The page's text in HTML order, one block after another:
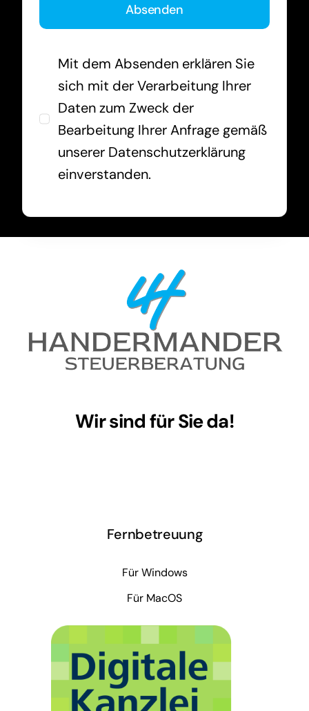
Absenden
Mit dem Absenden erklären Sie
sich mit der Verarbeitung Ihrer
Daten zum Zweck der
Bearbeitung Ihrer Anfrage gemäß
unserer Datenschutzerklärung
einverstanden.
Wir sind für Sie da!
Fernbetreuung
Für Windows
Für MacOS